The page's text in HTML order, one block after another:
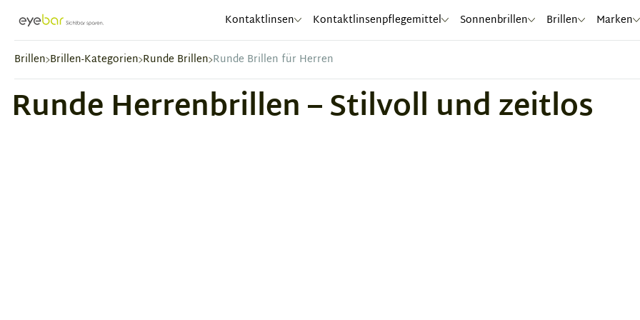
Abele Optic Kontaktlinsen Kontaktlinsenpflegemittel Sonnenbrillen Brillen Marken
Brillen Brillen-Kategorien Runde Brillen Runde Brillen für Herren
Runde Herrenbrillen – Stilvoll und zeitlos